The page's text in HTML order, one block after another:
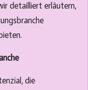
detailliert erläutern,
die